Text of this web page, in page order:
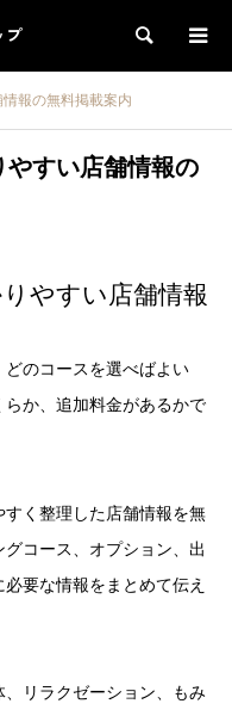
プ 検索
報の無料掲載案内
やすい店舗情報の
やすい店舗情報
のコースを選べばよい
か、追加料金があるかで
く整理した店舗情報を無
コース、オプション、出
要な情報をまとめて伝え
リラクゼーション、もみ